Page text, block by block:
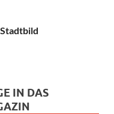
IN DAS